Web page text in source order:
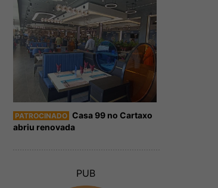
PATROCINADO Casa 99 no Cartaxo
abriu renovada
PUB